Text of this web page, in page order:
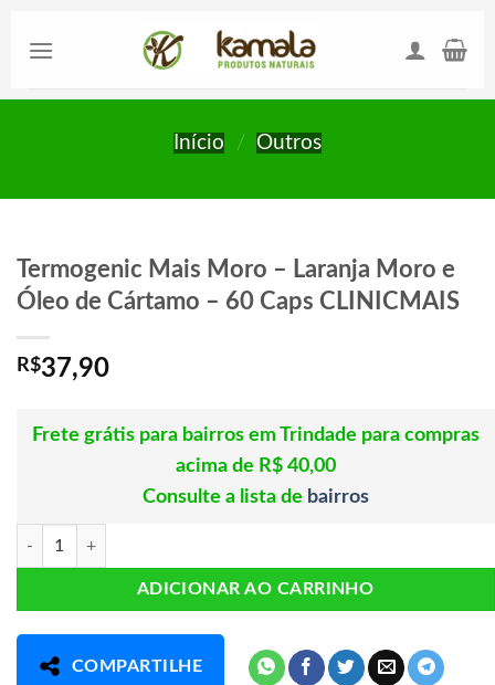
Início / Outros
Termogenic Mais Moro – Laranja Moro e
Óleo de Cártamo – 60 Caps CLINICMAIS
R$37,90
Frete grátis para bairros em Trindade para compras
acima de R$ 40,00
Consulte a lista de bairros
Termogenic Mais Moro - Laranja Moro e Óleo de Cártamo - 60 Caps
ADICIONAR AO CARRINHO
COMPARTILHE